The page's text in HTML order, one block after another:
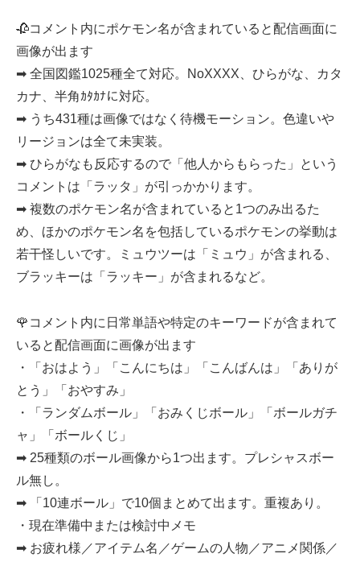
🥀コメント内にポケモン名が含まれていると配信画面に
画像が出ます
➡ 全国図鑑1025種全て対応。NoXXXX、ひらがな、カタ
カナ、半角ｶﾀｶﾅに対応。
➡ うち431種は画像ではなく待機モーション。色違いや
リージョンは全て未実装。
➡ ひらがなも反応するので「他人からもらった」という
コメントは「ラッタ」が引っかかります。
➡ 複数のポケモン名が含まれていると1つのみ出るた
め、ほかのポケモン名を包括しているポケモンの挙動は
若干怪しいです。ミュウツーは「ミュウ」が含まれる、
ブラッキーは「ラッキー」が含まれるなど。
🌹コメント内に日常単語や特定のキーワードが含まれて
いると配信画面に画像が出ます
・「おはよう」「こんにちは」「こんばんは」「ありが
とう」「おやすみ」
・「ランダムボール」「おみくじボール」「ボールガチ
ャ」「ボールくじ」
➡ 25種類のボール画像から1つ出ます。プレシャスボー
ル無し。
➡ 「10連ボール」で10個まとめて出ます。重複あり。
・現在準備中または検討中メモ
➡ お疲れ様／アイテム名／ゲームの人物／アニメ関係／